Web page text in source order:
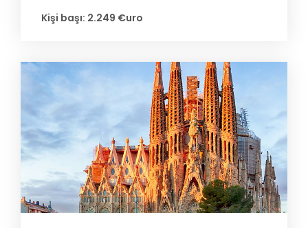
Kişi başı: 2.249 €uro